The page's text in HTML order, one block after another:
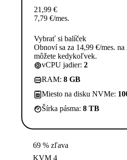
21,99 €
7,79 €/mes.
Vybrať si balíček
Obnoví sa za 14,99 €/mes.
môžete kedykoľvek.
vCPU jadier: 2
RAM: 8 GB
Miesto na disku NVMe:
Šírka pásma: 8 TB
69 % zľava
KVM 4